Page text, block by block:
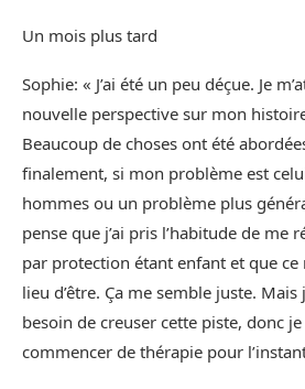
Un mois plus tard
Sophie: « J’ai été un peu déçue. Je
nouvelle perspective sur mon
Beaucoup de choses ont été
finalement, si mon problème est
hommes ou un problème plus
pense que j’ai pris l’habitude de me
par protection étant enfant et que ce
lieu d’être. Ça me semble juste. Mais
besoin de creuser cette piste, donc
commencer de thérapie pour